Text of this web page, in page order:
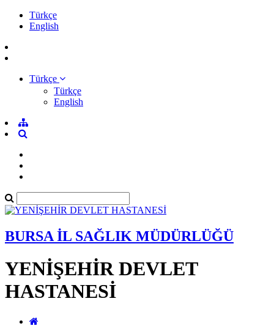
Türkçe
English
Türkçe
Türkçe
English
BURSA İL SAĞLIK MÜDÜRLÜĞÜ
YENİŞEHİR DEVLET
HASTANESİ